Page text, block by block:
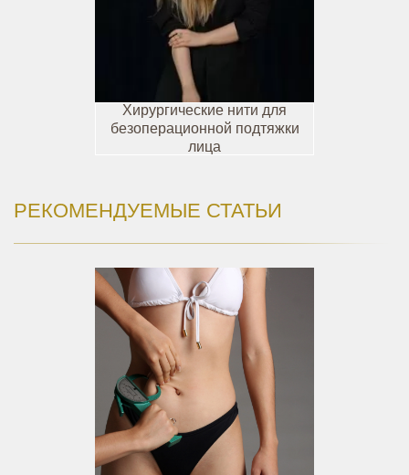
Хирургические нити для
безоперационной подтяжки
лица
РЕКОМЕНДУЕМЫЕ СТАТЬИ